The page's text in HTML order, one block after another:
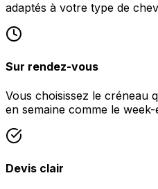
adaptés à votre type de
Sur rendez-vous
Vous choisissez le créneau
en semaine comme le week-
Devis clair